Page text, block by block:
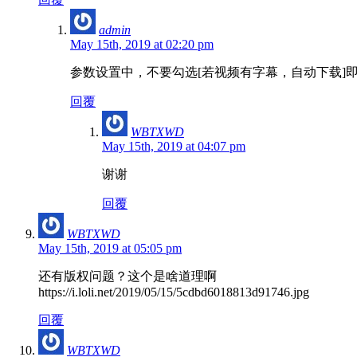
admin
May 15th, 2019 at 02:20 pm
参数设置中，不要勾选[若视频有字幕，自动下载]
回覆
WBTXWD
May 15th, 2019 at 04:07 pm
谢谢
回覆
WBTXWD
May 15th, 2019 at 05:05 pm
还有版权问题？这个是啥道理啊
https://i.loli.net/2019/05/15/5cdbd6018813d91746.jpg
回覆
WBTXWD